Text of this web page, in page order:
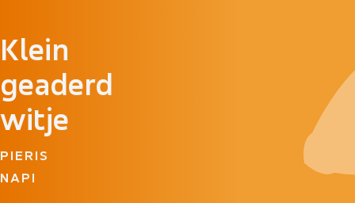
Klein
geaderd
witje
PIERIS
NAPI